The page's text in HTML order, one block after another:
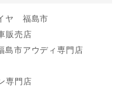
ヤ 福島市
販売店
島市アウディ専門店
専門店